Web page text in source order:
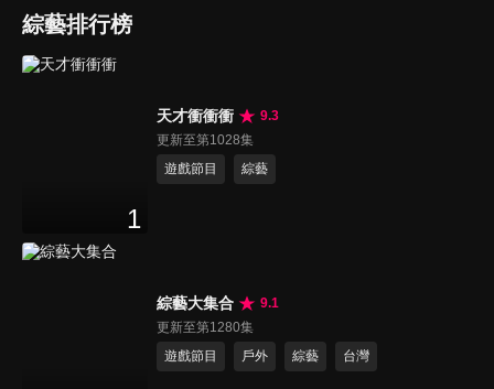
綜藝排行榜
1
天才衝衝衝
9.3
更新至第1028集
遊戲節目
綜藝
綜藝大集合
9.1
更新至第1280集
遊戲節目
戶外 綜藝 台灣